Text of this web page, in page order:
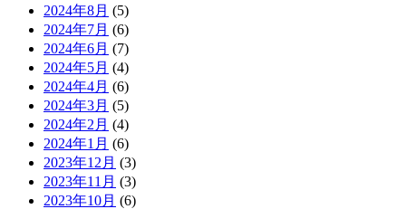
2024年8月 (5)
2024年7月 (6)
2024年6月 (7)
2024年5月 (4)
2024年4月 (6)
2024年3月 (5)
2024年2月 (4)
2024年1月 (6)
2023年12月 (3)
2023年11月 (3)
2023年10月 (6)